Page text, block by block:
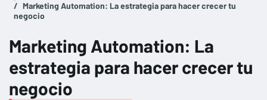
Marketing Automation: La estrategia para hacer crecer tu
negocio
Marketing Automation: La
estrategia para hacer crecer tu
negocio